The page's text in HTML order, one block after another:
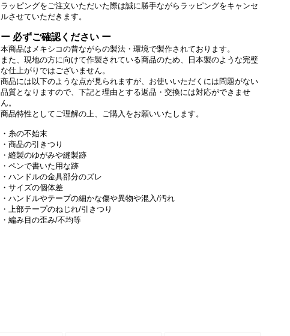
ラッピングをご注文いただいた際は誠に勝手ながらラッピングをキャンセ
ルさせていただきます。
ー 必ずご確認ください ー
本商品はメキシコの昔ながらの製法・環境で製作されております。
また、現地の方に向けて作製されている商品のため、日本製のような完璧
な仕上がりではございません。
商品には以下のような点が見られますが、お使いいただくには問題がない
品質となりますので、下記と理由とする返品・交換には対応ができませ
ん。
商品特性としてご理解の上、ご購入をお願いいたします。
・糸の不始末
・商品の引きつり
・縫製のゆがみや縫製跡
・ペンで書いた用な跡
・ハンドルの金具部分のズレ
・サイズの個体差
・ハンドルやテープの細かな傷や異物や混入/汚れ
・上部テープのねじれ/引きつり
・編み目の歪み/不均等